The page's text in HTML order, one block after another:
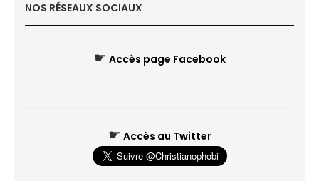
NOS RÉSEAUX SOCIAUX
☛ Accès page Facebook
☛ Accès au Twitter